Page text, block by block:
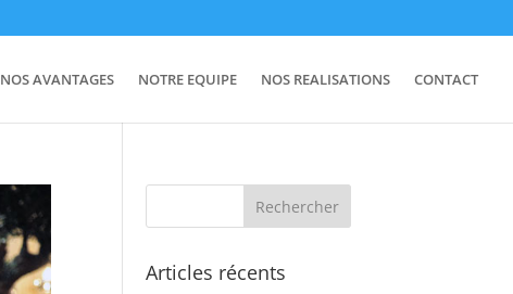
NOS AVANTAGES NOTRE EQUIPE NOS REALISATIONS CONTACT
Articles récents